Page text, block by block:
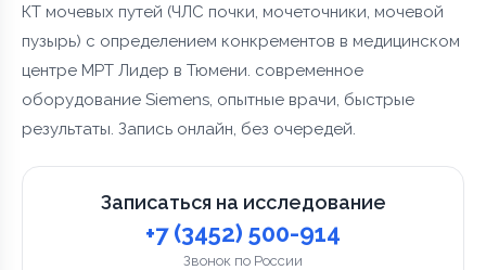
КТ мочевых путей (ЧЛС почки, мочеточники, мочевой
пузырь) с определением конкрементов в медицинском
центре МРТ Лидер в Тюмени. современное
оборудование Siemens, опытные врачи, быстрые
результаты. Запись онлайн, без очередей.
Записаться на исследование
+7 (3452) 500-914
Звонок по России